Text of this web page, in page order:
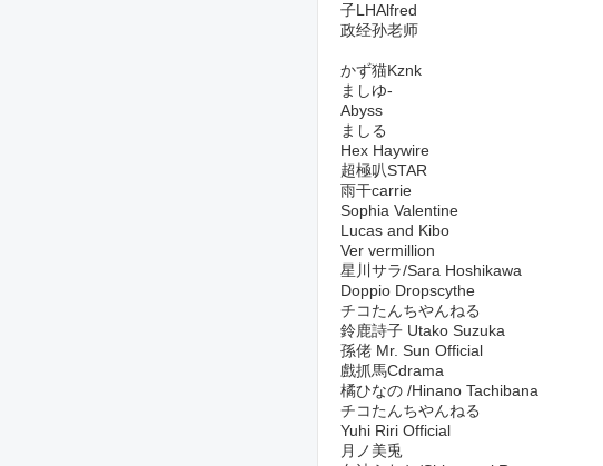
子LHAlfred
政经孙老师
かず猫Kznk
ましゆ-
Abyss
ましる
Hex Haywire
超極叭STAR
雨干carrie
Sophia Valentine
Lucas and Kibo
Ver vermillion
星川サラ/Sara Hoshikawa
Doppio Dropscythe
チコたんちやんねる
鈴鹿詩子 Utako Suzuka
孫佬 Mr. Sun Official
戲抓馬Cdrama
橘ひなの /Hinano Tachibana
チコたんちやんねる
Yuhi Riri Official
月ノ美兎